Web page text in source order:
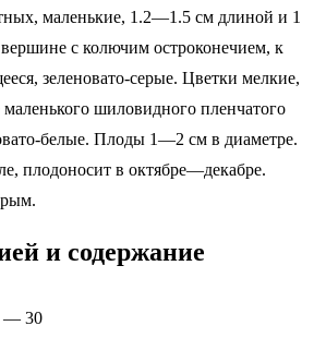
маленькие, 1.2—1.5 см длиной и 1
с колючим остроконечием, к
зеленовато-серые. Цветки мелкие,
шиловидного пленчатого
белые. Плоды 1—2 см в диаметре.
плодоносит в октябре—декабре.
и содержание
— 30